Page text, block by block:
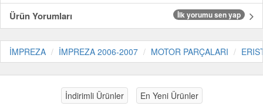
Ürün Yorumları
İlk yorumu sen yap
İMPREZA İMPREZA 2006-2007 MOTOR PARÇALARI
İndirimli Ürünler En Yeni Ürünler